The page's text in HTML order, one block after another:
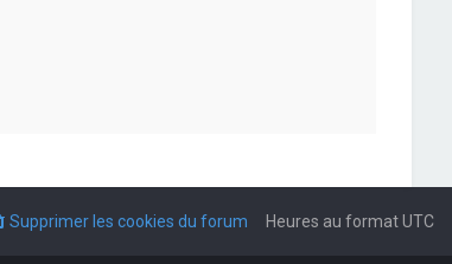
Heures au formatUTC
Supprimer les cookies du forum